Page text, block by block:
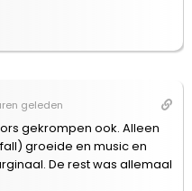
geleden
gekrompen ook. Alleen
groeide en music en
De rest was allemaal